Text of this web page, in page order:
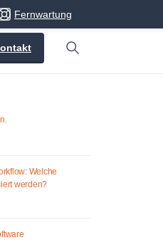
Fernwartung
Search
Welche
werden?